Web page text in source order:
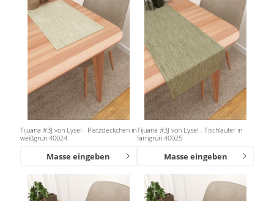
Tijuana #3J von Lysel - Platzdeckchen in
weißgrün 40024
Masse eingeben
Tijuana #3J von Lysel - Tischläufer in
farngrün 40025
Masse eingeben